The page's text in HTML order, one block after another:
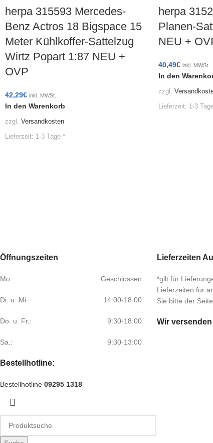
herpa 315593 Mercedes-
Benz Actros 18 Bigspace 15
Meter Kühlkoffer-Sattelzug
Wirtz Popart 1:87 NEU +
OVP
42,29€ inkl. MWSt.
In den Warenkorb
zzgl. Versandkosten
Lieferzeit: 1-3 Tage *
herpa
Planen-
NEU +
40,49€ inkl. MWSt.
In den
zzgl.
Lieferzeit: 1-3
Öffnungszeiten
Mo.: Geschlossen
Di. u. Mi.: 14:00-18:00
Do. u. Fr.: 9:30-18:00
Sa.: 9:30-13:00
Bestellhotline:
Bestellhotline 09295 1318
Lieferzeiten
*gilt für
Lieferzeiten für
Sie bitte der Seite
Wir